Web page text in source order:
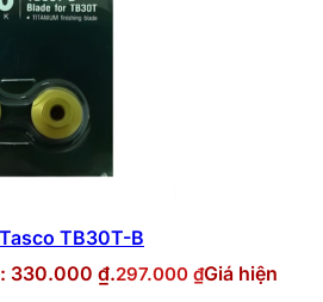
TB30T-B
330.000 ₫.297.000 ₫Giá hiện